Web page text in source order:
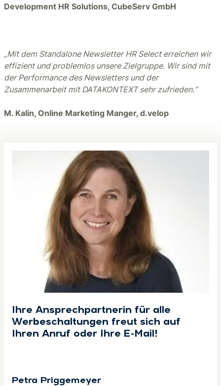
Development HR Solutions, CubeServ GmbH
„Mit dem Standalone Newsletter HR Select erreichen wir
effizient und problemlos unsere Zielgruppe. Wir sind mit
der Performance des Newsletters und der
Zusammenarbeit mit DATAKONTEXT sehr zufrieden.“
M. Kalin, Online Marketing Manger, d.velop
Ihre Ansprechpartnerin für alle
Werbeschaltungen freut sich auf
Ihren Anruf oder Ihre E-Mail!
Petra Priggemeyer